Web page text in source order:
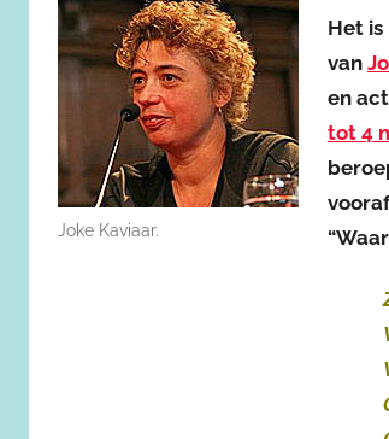
Joke Kaviaar.
Het
van
en
tot 4